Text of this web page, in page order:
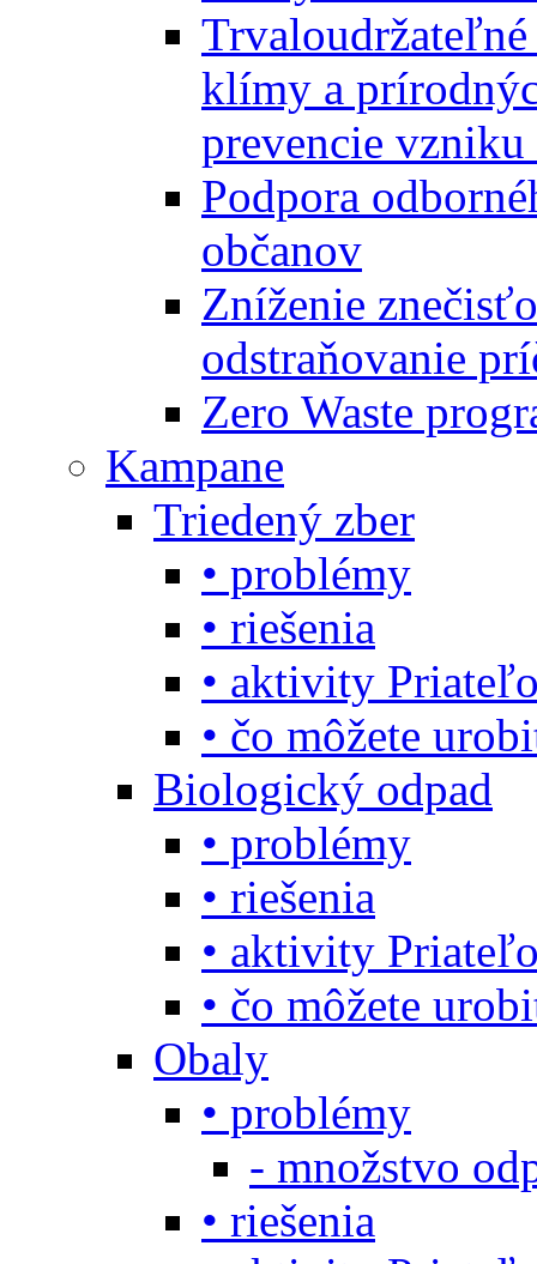
klímy a
prevencie vzniku
Podpora
občanov
Zníženie
odstraňovanie
Zero Waste
Kampane
Triedený zber
• problémy
• riešenia
• aktivity
• čo môžete
Biologický odpad
• problémy
• riešenia
• aktivity
• čo môžete
Obaly
• problémy
- množstvo
• riešenia